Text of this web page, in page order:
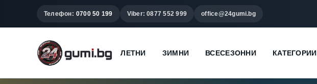
Телефон: 0700 50 199 Viber: 0877 552 999 office@24gumi.bg
ЛЕТНИ ЗИМНИ ВСЕСЕЗОННИ КАТЕГОРИИ